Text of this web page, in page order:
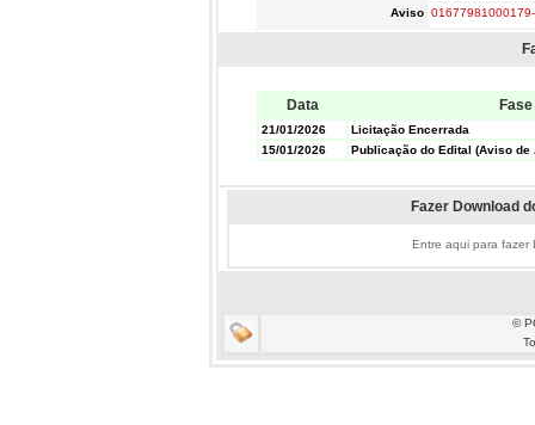
Aviso
Data Fase
21/01/2026
Licitação Encerrada
15/01/2026
Publicação do Edital (Aviso de
Fazer Download
Entre aqui para fazer
©